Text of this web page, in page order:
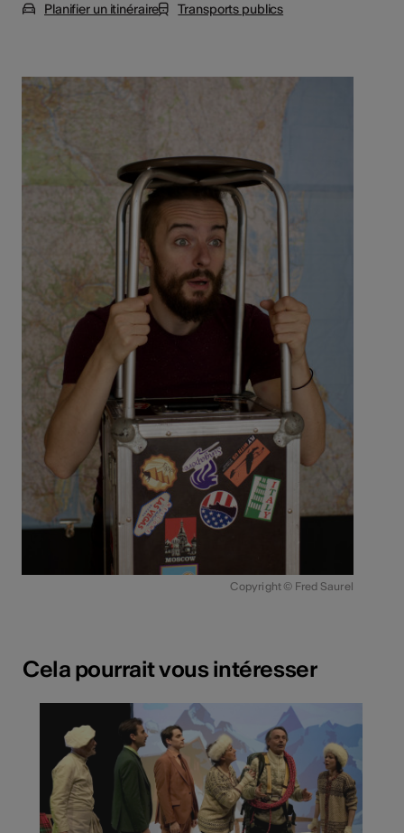
Planifier un itinéraire
Transports publics
Copyright © Fred Saurel
Cela pourrait vous intéresser